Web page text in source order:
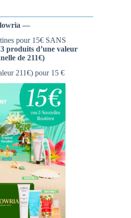
—
pour 15€ SANS
produits d’une valeur
de 211€)
211€) pour 15 €